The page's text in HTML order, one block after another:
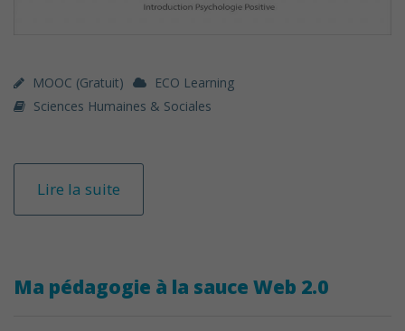
MOOC (gratuit)
ECO Learning
Sciences Humaines & Sociales
Lire la suite
Ma pédagogie à la sauce Web 2.0